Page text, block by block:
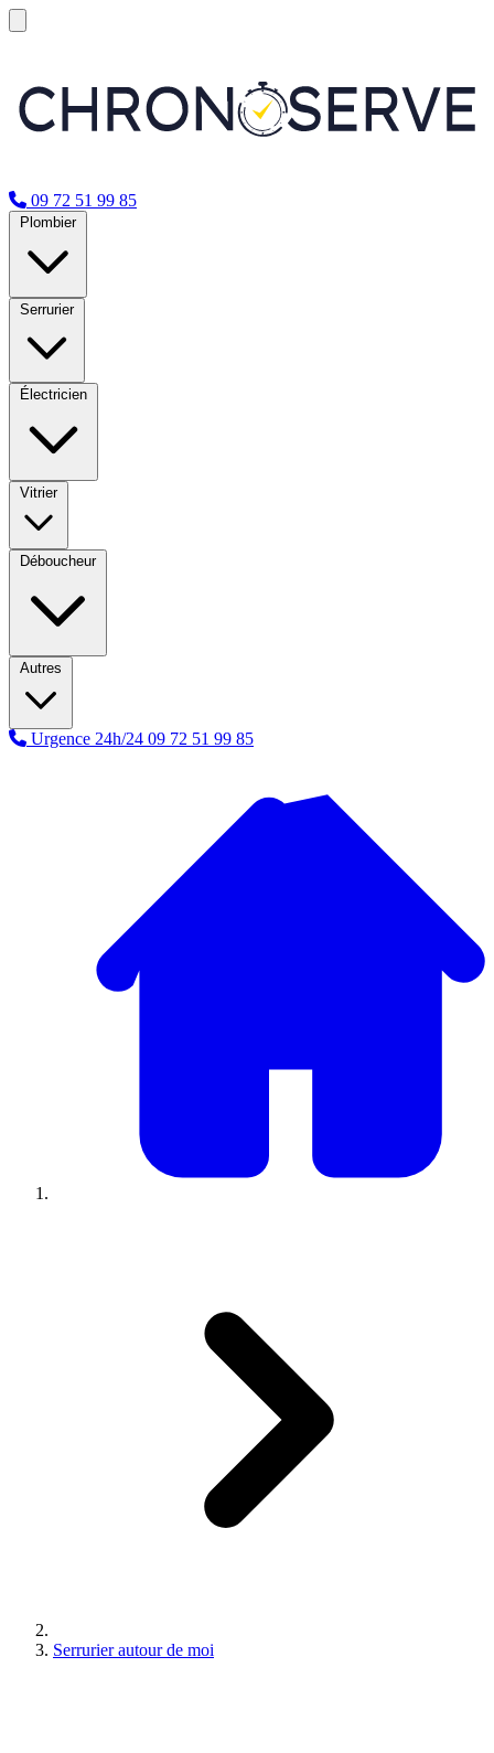
09 72 51 99 85
Plombier
Serrurier
Électricien
Vitrier
Déboucheur
Autres
Urgence 24h/24 09 72 51 99 85
Serrurier autour de moi